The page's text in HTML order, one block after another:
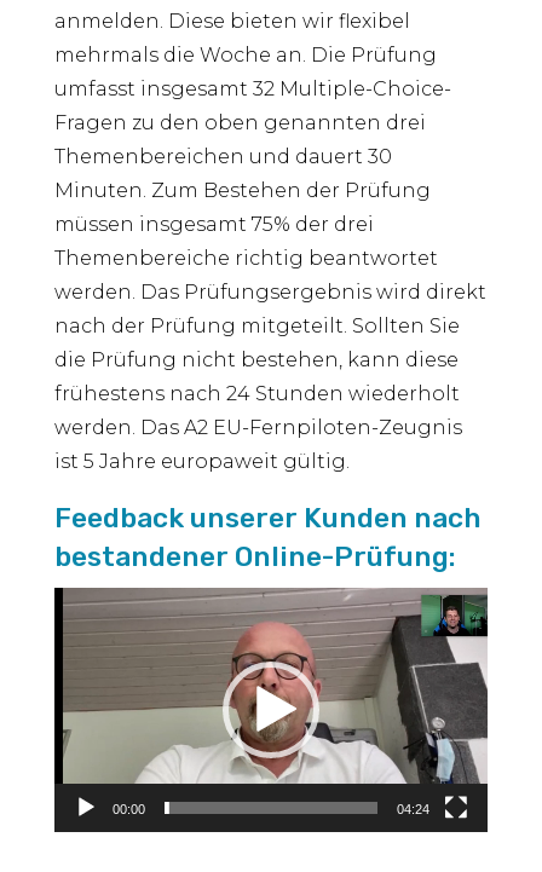
anmelden. Diese bieten wir flexibel
mehrmals die Woche an. Die Prüfung
umfasst insgesamt 32 Multiple-Choice-
Fragen zu den oben genannten drei
Themenbereichen und dauert 30
Minuten. Zum Bestehen der Prüfung
müssen insgesamt 75% der drei
Themenbereiche richtig beantwortet
werden. Das Prüfungsergebnis wird direkt
nach der Prüfung mitgeteilt. Sollten Sie
die Prüfung nicht bestehen, kann diese
frühestens nach 24 Stunden wiederholt
werden. Das A2 EU-Fernpiloten-Zeugnis
ist 5 Jahre europaweit gültig.
Feedback unserer Kunden nach
bestandener Online-Prüfung:
Video-
Player
00:00 04:24